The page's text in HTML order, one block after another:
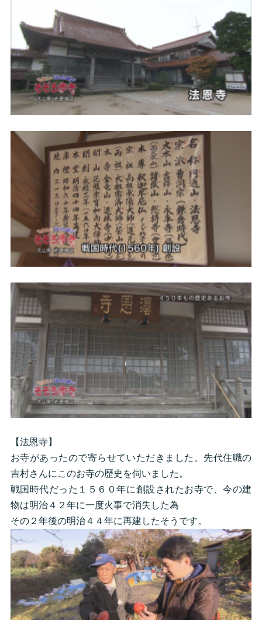
【法恩寺】
お寺があったので寄らせていただきました。先代住職の
吉村さんにこのお寺の歴史を伺いました。
戦国時代だった１５６０年に創設されたお寺で、今の建
物は明治４２年に一度火事で消失した為
その２年後の明治４４年に再建したそうです。